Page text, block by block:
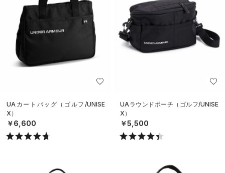
UAカートバッグ（ゴルフ/UNISE
X）
￥6,600
UAラウンドポーチ（ゴルフ/UNISE
X）
￥5,500